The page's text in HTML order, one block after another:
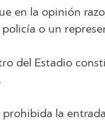
en la opinión
o un
del Estadio
la